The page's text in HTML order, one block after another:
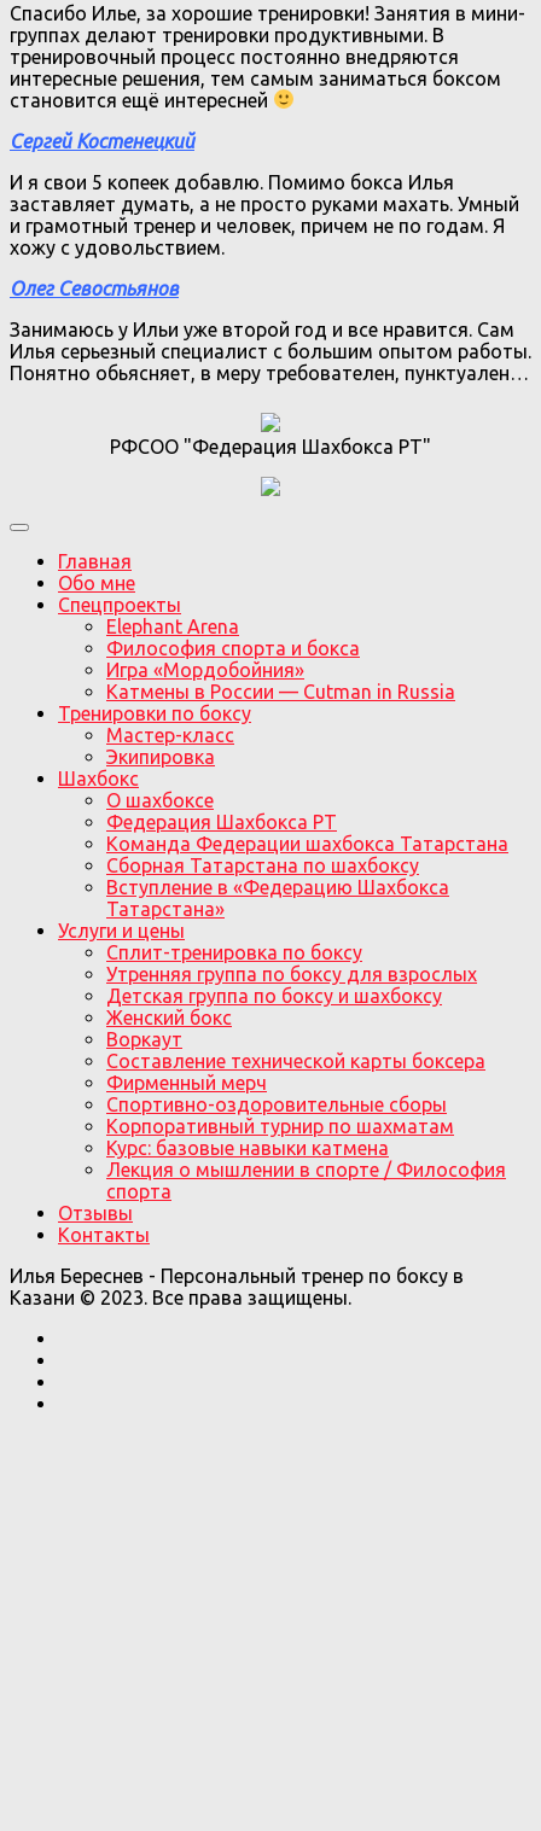
Спасибо Илье, за хорошие тренировки! Занятия в мини-
группах делают тренировки продуктивными. В
тренировочный процесс постоянно внедряются
интересные решения, тем самым заниматься боксом
становится ещё интересней
Сергей Костенецкий
И я свои 5 копеек добавлю. Помимо бокса Илья
заставляет думать, а не просто руками махать. Умный
и грамотный тренер и человек, причем не по годам. Я
хожу с удовольствием.
Олег Севостьянов
Занимаюсь у Ильи уже второй год и все нравится. Сам
Илья серьезный специалист с большим опытом работы.
Понятно обьясняет, в меру требователен, пунктуален…
РФСОО "Федерация Шахбокса РТ"
Главная
Обо мне
Спецпроекты
Elephant Arena
Философия спорта и бокса
Игра «Мордобойния»
Катмены в России — Cutman in Russia
Тренировки по боксу
Мастер-класс
Экипировка
Шахбокс
О шахбоксе
Федерация Шахбокса РТ
Команда Федерации шахбокса Татарстана
Сборная Татарстана по шахбоксу
Вступление в «Федерацию Шахбокса
Татарстана»
Услуги и цены
Сплит-тренировка по боксу
Утренняя группа по боксу для взрослых
Детская группа по боксу и шахбоксу
Женский бокс
Воркаут
Составление технической карты боксера
Фирменный мерч
Спортивно-оздоровительные сборы
Корпоративный турнир по шахматам
Курс: базовые навыки катмена
Лекция о мышлении в спорте / Философия
спорта
Отзывы
Контакты
Илья Береснев - Персональный тренер по боксу в
Казани © 2023. Все права защищены.